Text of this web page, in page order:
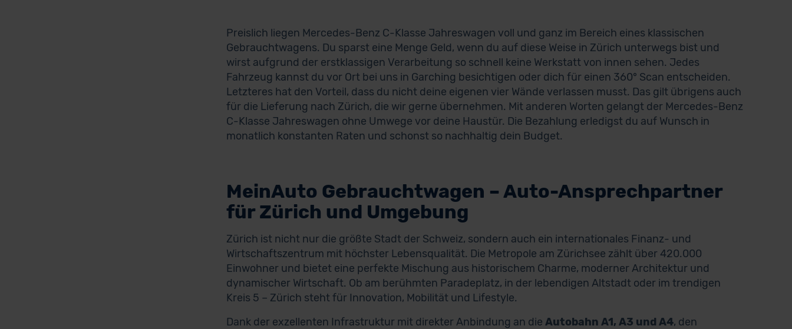
Preislich liegen Mercedes-Benz C-Klasse Jahreswagen voll und ganz im Bereich eines klassischen
Gebrauchtwagens. Du sparst eine Menge Geld, wenn du auf diese Weise in Zürich unterwegs bist und
wirst aufgrund der erstklassigen Verarbeitung so schnell keine Werkstatt von innen sehen. Jedes
Fahrzeug kannst du vor Ort bei uns in Garching besichtigen oder dich für einen 360° Scan entscheiden.
Letzteres hat den Vorteil, dass du nicht deine eigenen vier Wände verlassen musst. Das gilt übrigens auch
für die Lieferung nach Zürich, die wir gerne übernehmen. Mit anderen Worten gelangt der Mercedes-Benz
C-Klasse Jahreswagen ohne Umwege vor deine Haustür. Die Bezahlung erledigst du auf Wunsch in
monatlich konstanten Raten und schonst so nachhaltig dein Budget.
MeinAuto Gebrauchtwagen – Auto-Ansprechpartner
für Zürich und Umgebung
Zürich ist nicht nur die größte Stadt der Schweiz, sondern auch ein internationales Finanz- und
Wirtschaftszentrum mit höchster Lebensqualität. Die Metropole am Zürichsee zählt über 420.000
Einwohner und bietet eine perfekte Mischung aus historischem Charme, moderner Architektur und
dynamischer Wirtschaft. Ob am berühmten Paradeplatz, in der lebendigen Altstadt oder im trendigen
Kreis 5 – Zürich steht für Innovation, Mobilität und Lifestyle.
Dank der exzellenten Infrastruktur mit direkter Anbindung an die Autobahn A1, A3 und A4, den